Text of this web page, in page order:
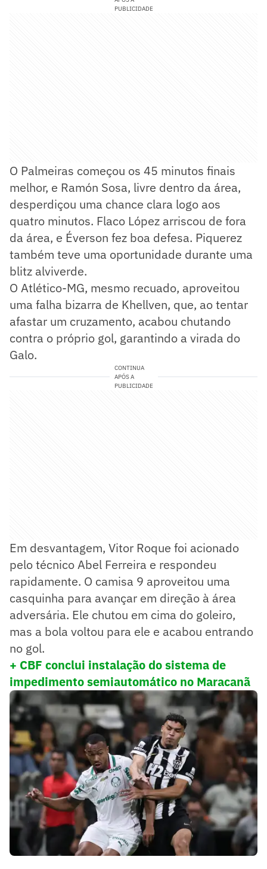
PUBLICIDADE
O Palmeiras começou os 45 minutos finais
melhor, e Ramón Sosa, livre dentro da área,
desperdiçou uma chance clara logo aos
quatro minutos. Flaco López arriscou de fora
da área, e Éverson fez boa defesa. Piquerez
também teve uma oportunidade durante uma
blitz alviverde.
O Atlético-MG, mesmo recuado, aproveitou
uma falha bizarra de Khellven, que, ao tentar
afastar um cruzamento, acabou chutando
contra o próprio gol, garantindo a virada do
Galo.
CONTINUA
APÓS A
PUBLICIDADE
Em desvantagem, Vitor Roque foi acionado
pelo técnico Abel Ferreira e respondeu
rapidamente. O camisa 9 aproveitou uma
casquinha para avançar em direção à área
adversária. Ele chutou em cima do goleiro,
mas a bola voltou para ele e acabou entrando
no gol.
+ CBF conclui instalação do sistema de
impedimento semiautomático no Maracanã